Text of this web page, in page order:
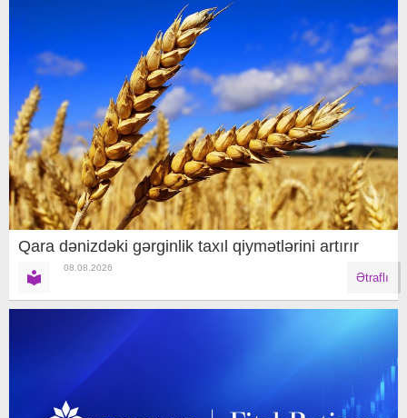
Qara dənizdəki gərginlik taxıl qiymətlərini artırır
08.08.2026
Ətraflı